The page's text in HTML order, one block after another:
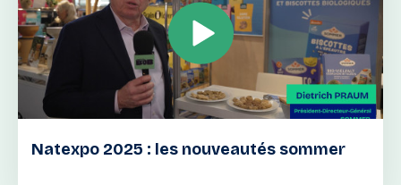
Natexpo 2025 : les nouveautés sommer